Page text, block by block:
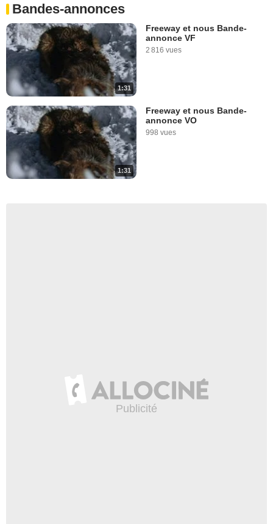
Bandes-annonces
1:31
Freeway et nous Bande-
annonce VF
2 816 vues
1:31
Freeway et nous Bande-
annonce VO
998 vues